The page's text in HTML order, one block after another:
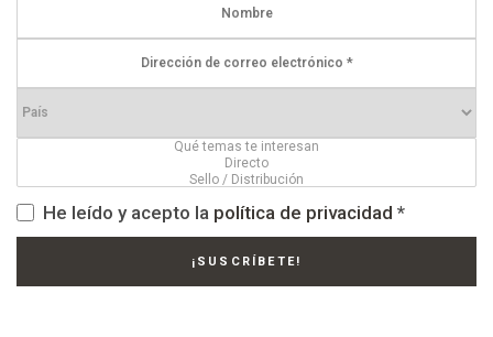
He leído y acepto la política de privacidad *